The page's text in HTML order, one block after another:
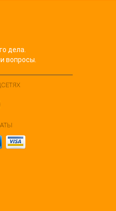
дела.
вопросы.